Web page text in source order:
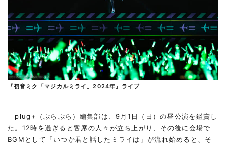
『初音ミク「マジカルミライ」2024年』ライブ
plug+（ぷらぷら）編集部は、9月1日（日）の昼公演を鑑賞し
た。12時を過ぎると客席の人々が立ち上がり、その後に会場で
BGMとして「いつか君と話したミライは」が流れ始めると、そ